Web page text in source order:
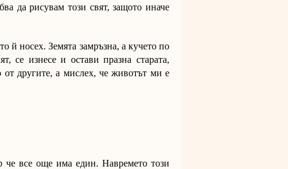
да рисувам този свят, защото иначе
й носех. Земята замръзна, а кучето по
се изнесе и остави празна старата,
от другите, а мислех, че животът ми е
все още има един. Навремето този